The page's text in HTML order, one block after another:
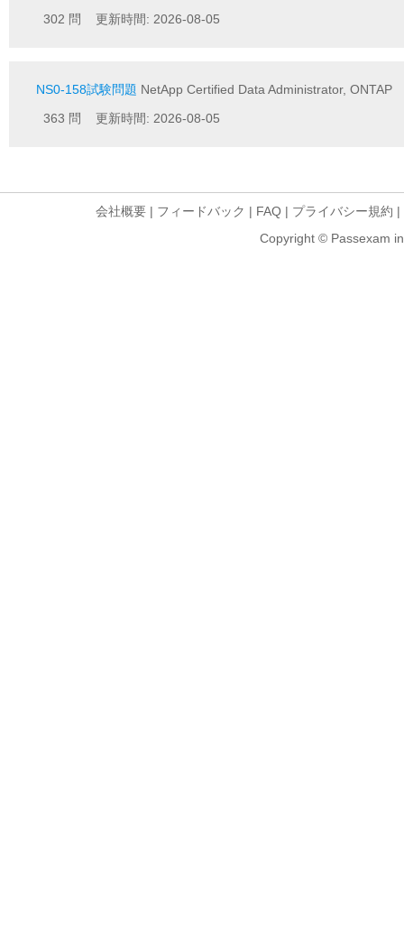
302 問 更新時間: 2026-08-05
NS0-158試験問題 NetApp Certified Data Administrator, ONTAP
363 問 更新時間: 2026-08-05
会社概要 | フィードバック | FAQ | プライバシー規約 |
Copyright © Passexam